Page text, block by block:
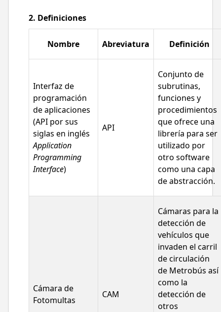
2. Definiciones
Nombre Abreviatura Definición
Interfaz de
programación
de aplicaciones
(API por sus
siglas en inglés
Application
Programming
Interface)
API
Conjunto de
subrutinas,
funciones y
procedimientos
que ofrece una
librería para ser
utilizado por
otro software
como una capa
de abstracción.
Cámara de
Fotomultas
CAM
Cámaras para la
detección de
vehículos que
invaden el carril
de circulación
de Metrobús así
como la
detección de
otros